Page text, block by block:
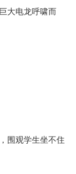
大电龙呼啸而
围观学生坐不住